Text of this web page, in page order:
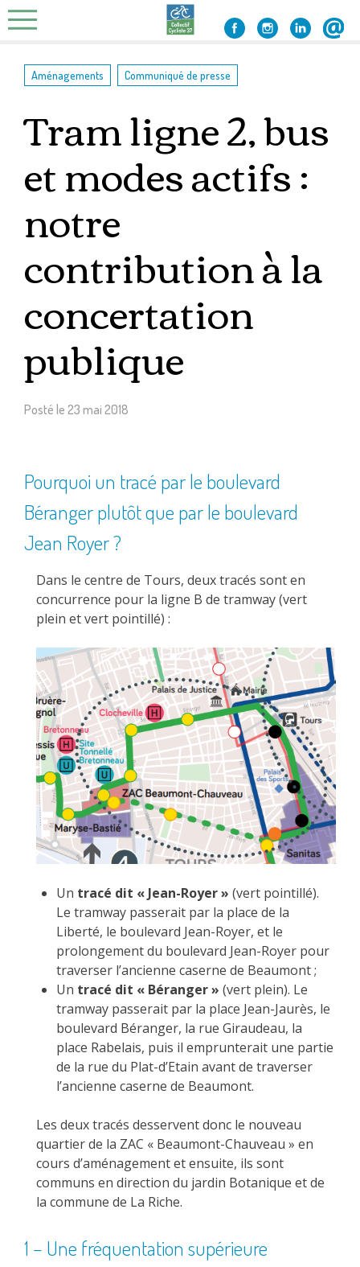
Skip
to
Aménagements Communiqué de presse
Tram ligne 2, bus
et modes actifs :
notre
contribution à la
concertation
publique
Posté le 23 mai 2018
Pourquoi un tracé par le boulevard
Béranger plutôt que par le boulevard
Jean Royer ?
Dans le centre de Tours, deux tracés sont en
concurrence pour la ligne B de tramway (vert
plein et vert pointillé) :
Un tracé dit « Jean-Royer » (vert pointillé).
Le tramway passerait par la place de la
Liberté, le boulevard Jean-Royer, et le
prolongement du boulevard Jean-Royer pour
traverser l’ancienne caserne de Beaumont ;
Un tracé dit « Béranger » (vert plein). Le
tramway passerait par la place Jean-Jaurès, le
boulevard Béranger, la rue Giraudeau, la
place Rabelais, puis il emprunterait une partie
de la rue du Plat-d’Etain avant de traverser
l’ancienne caserne de Beaumont.
Les deux tracés desservent donc le nouveau
quartier de la ZAC « Beaumont-Chauveau » en
cours d’aménagement et ensuite, ils sont
communs en direction du jardin Botanique et de
la commune de La Riche.
1 – Une fréquentation supérieure